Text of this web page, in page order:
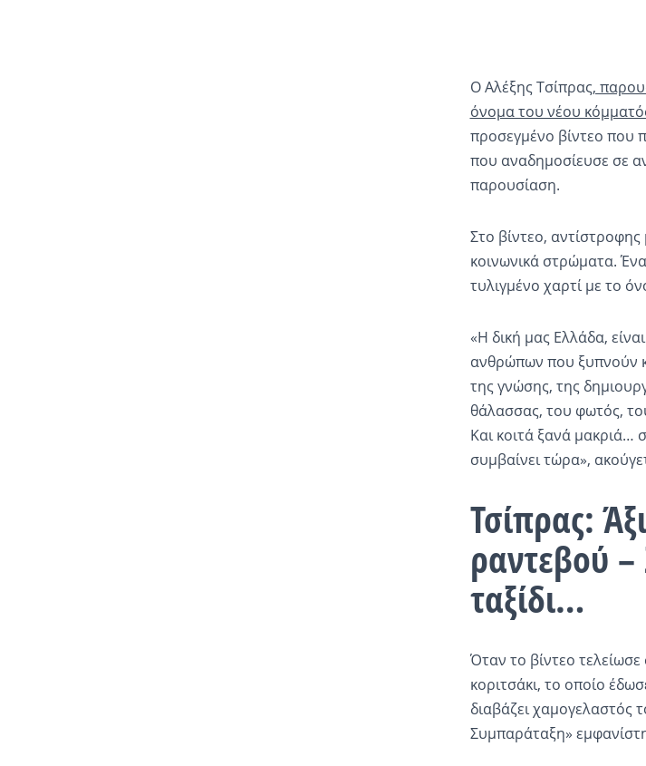
Ο Αλέξης Τσίπρας,
όνομα του νέου
προσεγμένο βίντεο που
που αναδημοσίευσε σε
παρουσίαση.
Στο βίντεο,
κοινωνικά στρώματα.
τυλιγμένο χαρτί με το
«Η δική μας Ελλάδα,
ανθρώπων που ξυπνούν
της γνώσης, της
θάλασσας, του φωτός,
Και κοιτά ξανά μακριά…
συμβαίνει τώρα»,
Τσίπρας:
ραντεβού –
ταξίδι…
Όταν το βίντεο
κοριτσάκι, το οποίο
διαβάζει χαμογελαστός
Συμπαράταξη»